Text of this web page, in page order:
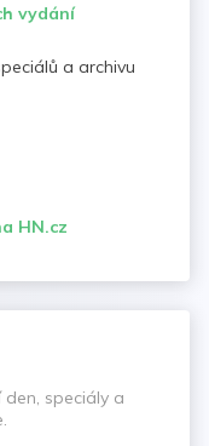
vydání
a archivu
HN.cz
den, speciály a